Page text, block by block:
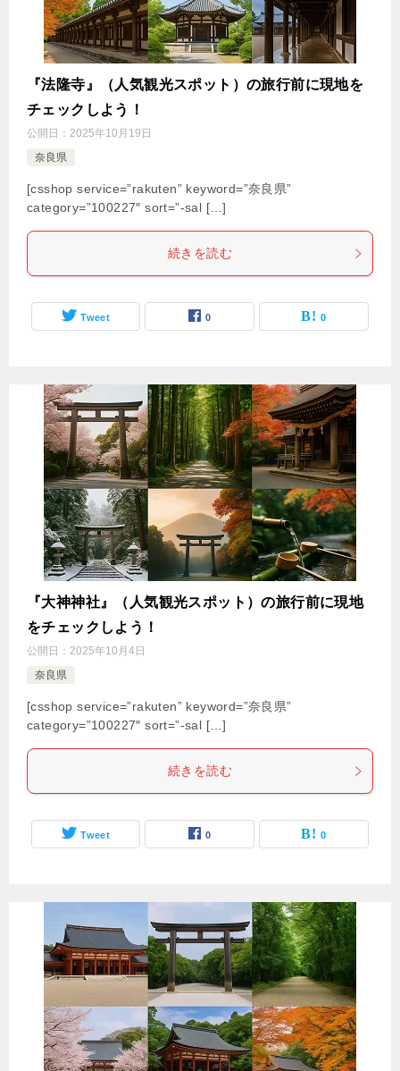
『法隆寺』（人気観光スポット）の旅行前に現地を
チェックしよう！
公開日： 2025年10月19日
奈良県
[csshop service=”rakuten” keyword=”奈良県”
category=”100227″ sort=”-sal […]
続きを読む
Tweet 0 0
『大神神社』（人気観光スポット）の旅行前に現地
をチェックしよう！
公開日： 2025年10月4日
奈良県
[csshop service=”rakuten” keyword=”奈良県”
category=”100227″ sort=”-sal […]
続きを読む
Tweet 0 0